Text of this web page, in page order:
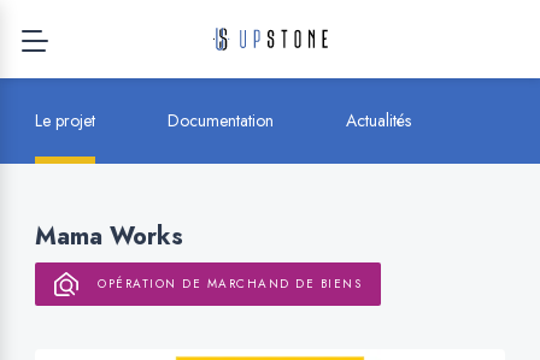
Mama Works
OPÉRATION DE MARCHAND DE BIENS
Le projet Documentation Actualités